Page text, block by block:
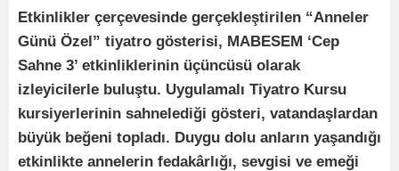
Etkinlikler çerçevesinde gerçekleştirilen “Anneler
Günü Özel” tiyatro gösterisi, MABESEM ‘Cep
Sahne 3’ etkinliklerinin üçüncüsü olarak
izleyicilerle buluştu. Uygulamalı Tiyatro Kursu
kursiyerlerinin sahnelediği gösteri, vatandaşlardan
büyük beğeni topladı. Duygu dolu anların yaşandığı
etkinlikte annelerin fedakârlığı, sevgisi ve emeği